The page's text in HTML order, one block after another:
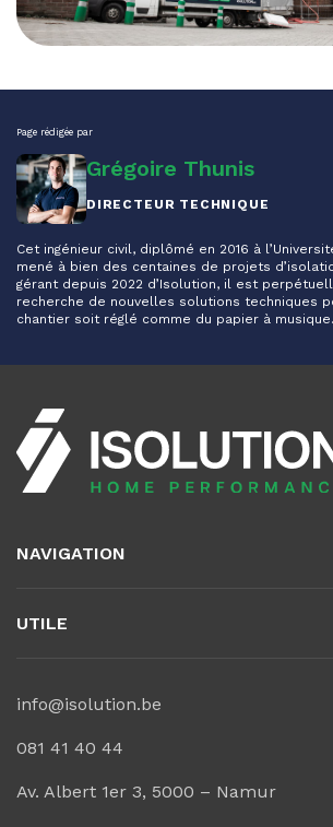
Page rédigée par
Grégoire Thunis
DIRECTEUR TECHNIQUE
Cet ingénieur civil, diplômé en 2016 à
mené à bien des centaines de projets
gérant depuis 2022 d’Isolution, il est
recherche de nouvelles solutions techniques
chantier soit réglé comme du papier à musique.
info@isolution.be
081 41 40 44
Av. Albert 1er 3, 5000 – Namur
NAVIGATION
UTILE